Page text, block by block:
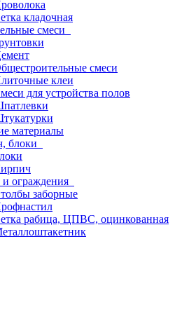
кладочная
смеси
смеси
клеи
для устройства полов
материалы
блоки
ограждения
заборные
рабица, ЦПВС, оцинкованная